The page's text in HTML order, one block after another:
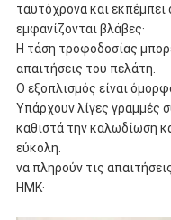
ταυτόχρονα και
εμφανίζονται βλάβες·
Η τάση τροφοδοσίας
απαιτήσεις του πελάτη.
Ο εξοπλισμός είναι
Υπάρχουν λίγες γραμμές
καθιστά την καλωδίωση
εύκολη.
να πληρούν τις
ΗΜΚ·